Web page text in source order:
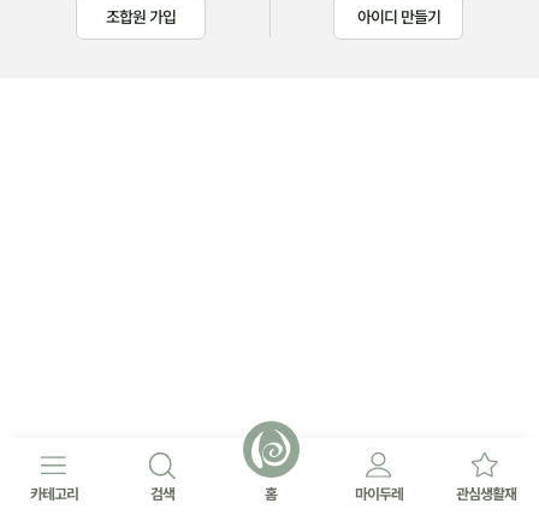
조합원 가입
아이디 만들기
카테고리 검색 홈 마이두레 관심생활재